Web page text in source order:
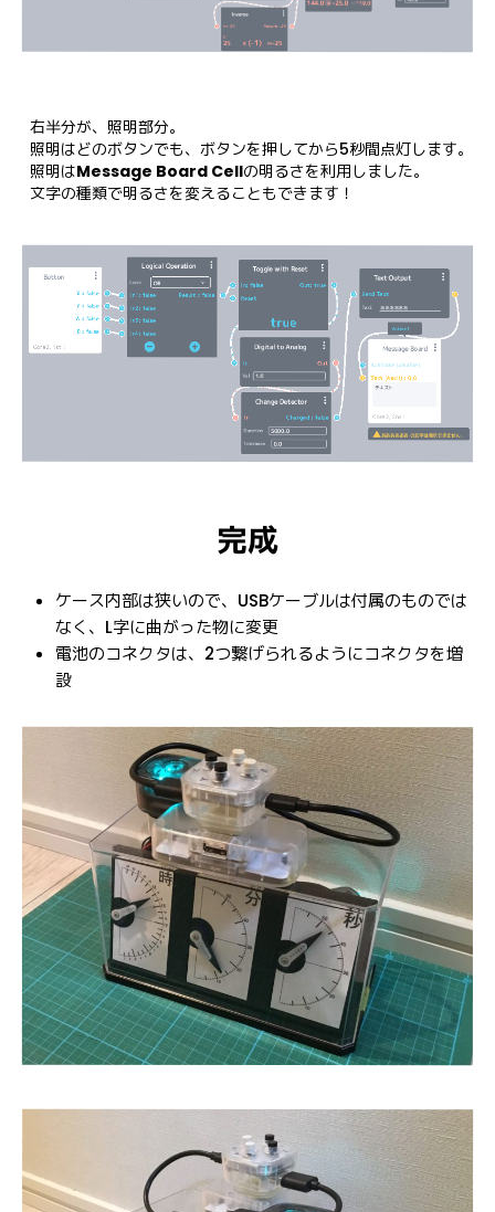
右半分が、照明部分。
照明はどのボタンでも、ボタンを押してから5秒間点灯します。
照明はMessage Board Cellの明るさを利用しました。
文字の種類で明るさを変えることもできます！
完成
ケース内部は狭いので、USBケーブルは付属のものでは
なく、L字に曲がった物に変更
電池のコネクタは、2つ繋げられるようにコネクタを増
設